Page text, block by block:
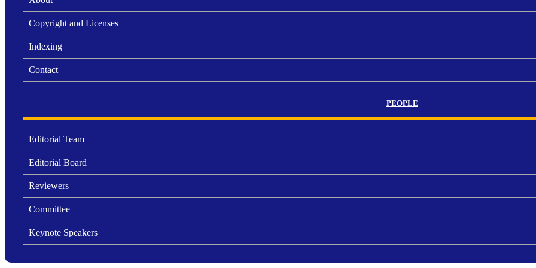
Copyright and Licenses
Indexing
Contact
PEOPLE
Editorial Team
Editorial Board
Reviewers
Committee
Keynote Speakers